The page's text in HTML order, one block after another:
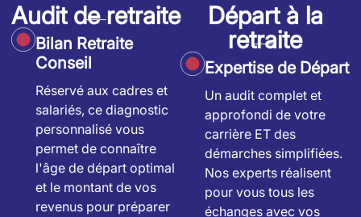
Audit de retraite
Bilan Retraite
Conseil
Réservé aux cadres et
salariés, ce diagnostic
personnalisé vous
permet de connaître
l'âge de départ optimal
et le montant de vos
revenus pour préparer
Départ à la
retraite
Expertise de Départ
Un audit complet et
approfondi de votre
carrière ET des
démarches simplifiées.
Nos experts réalisent
pour vous tous les
échanges avec vos